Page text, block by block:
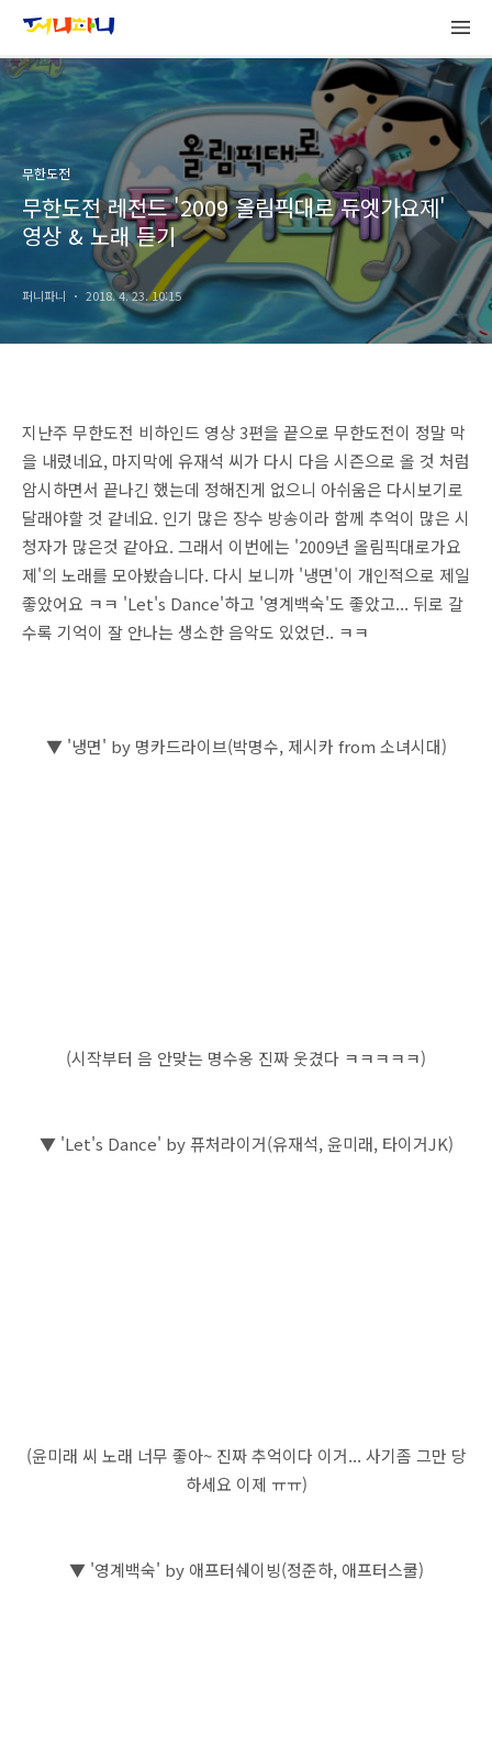
무한도전
무한도전 레전드 '2009 올림픽대로 듀엣가요제'
영상 & 노래 듣기
퍼니파니 2018. 4. 23. 10:15
지난주 무한도전 비하인드 영상 3편을 끝으로 무한도전이 정말 막
을 내렸네요, 마지막에 유재석 씨가 다시 다음 시즌으로 올 것 처럼
암시하면서 끝나긴 했는데 정해진게 없으니 아쉬움은 다시보기로
달래야할 것 같네요. 인기 많은 장수 방송이라 함께 추억이 많은 시
청자가 많은것 같아요. 그래서 이번에는 '2009년 올림픽대로가요
제'의 노래를 모아봤습니다. 다시 보니까 '냉면'이 개인적으로 제일
좋았어요 ㅋㅋ 'Let's Dance'하고 '영계백숙'도 좋았고... 뒤로 갈
수록 기억이 잘 안나는 생소한 음악도 있었던.. ㅋㅋ
▼ '냉면' by 명카드라이브(박명수, 제시카 from 소녀시대)
(시작부터 음 안맞는 명수옹 진짜 웃겼다 ㅋㅋㅋㅋㅋ)
▼ 'Let's Dance' by 퓨처라이거(유재석, 윤미래, 타이거JK)
(윤미래 씨 노래 너무 좋아~ 진짜 추억이다 이거... 사기좀 그만 당
하세요 이제 ㅠㅠ)
▼ '영계백숙' by 애프터쉐이빙(정준하, 애프터스쿨)